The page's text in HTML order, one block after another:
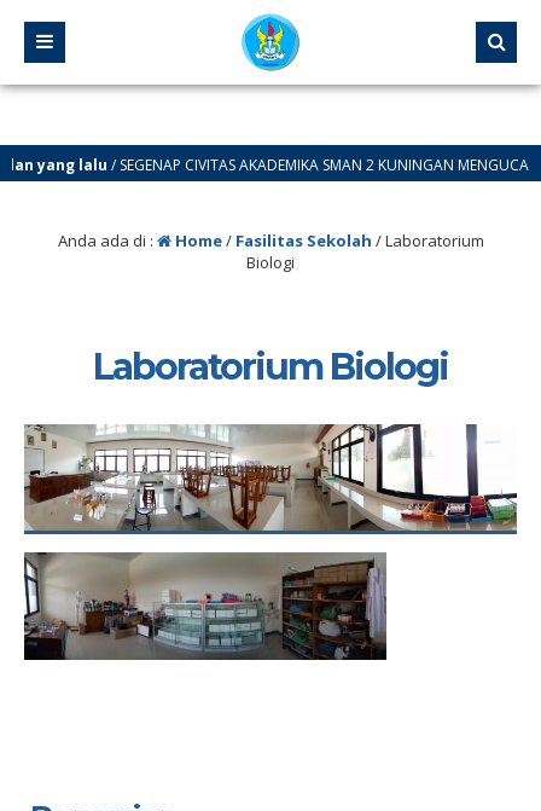
yang lalu/ SEGENAP CIVITAS AKADEMIKA SMAN 2 KUNINGAN
Anda ada di : Home/ Fasilitas Sekolah /Laboratorium
Biologi
Laboratorium Biologi